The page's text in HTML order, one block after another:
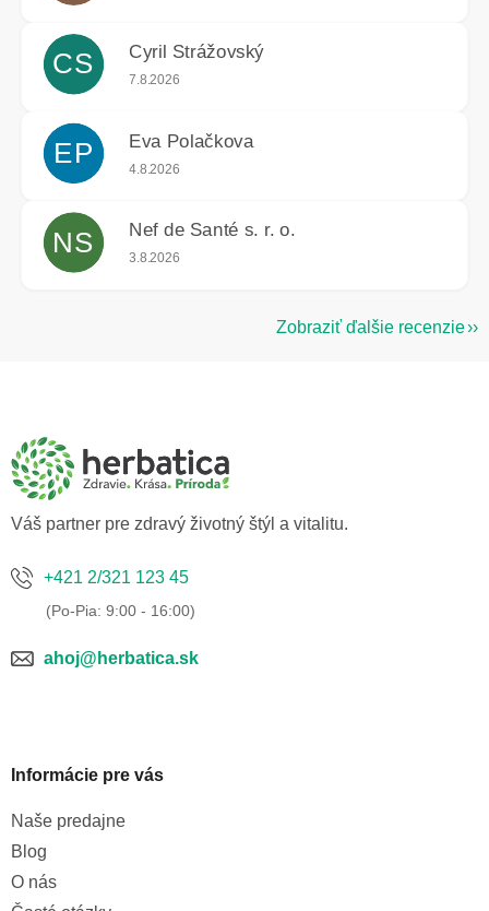
CS Cyril Strážovský
Hodnotenie obchodu je 5 z 5 hviezdičiek.
7.8.2026
EP Eva Polačkova
Hodnotenie obchodu je 5 z 5 hviezdičiek.
4.8.2026
NS Nef de Santé s. r. o.
Hodnotenie obchodu je 5 z 5 hviezdičiek.
3.8.2026
Zobraziť ďalšie recenzie
Váš partner pre zdravý životný štýl a vitalitu.
+421 2/321 123 45
ahoj@herbatica.sk
Informácie pre vás
Naše predajne
Blog
O nás